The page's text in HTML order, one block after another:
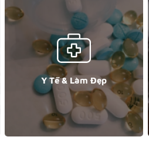
Y Tế & Làm Đẹp